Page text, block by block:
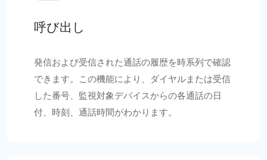
呼び出し
発信および受信された通話の履歴を時系列で確認
できます。この機能により、ダイヤルまたは受信
した番号、監視対象デバイスからの各通話の日
付、時刻、通話時間がわかります。